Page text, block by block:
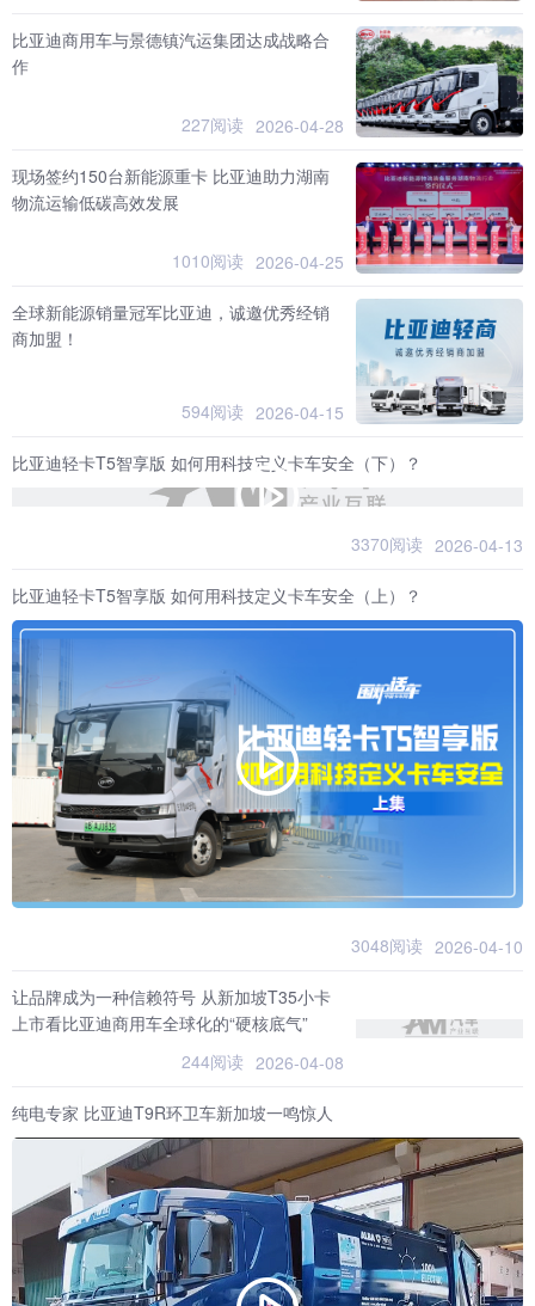
比亚迪商用车与景德镇汽运集团达成战略合
作
227阅读 2026-04-28
现场签约150台新能源重卡 比亚迪助力湖南
物流运输低碳高效发展
1010阅读 2026-04-25
全球新能源销量冠军比亚迪，诚邀优秀经销
商加盟！
594阅读 2026-04-15
比亚迪轻卡T5智享版 如何用科技定义卡车安全（下）？
3370阅读 2026-04-13
比亚迪轻卡T5智享版 如何用科技定义卡车安全（上）？
3048阅读 2026-04-10
让品牌成为一种信赖符号 从新加坡T35小卡
上市看比亚迪商用车全球化的“硬核底气”
244阅读 2026-04-08
纯电专家 比亚迪T9R环卫车新加坡一鸣惊人